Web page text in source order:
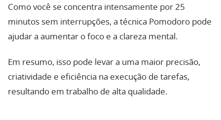
Como você se concentra intensamente por 25
minutos sem interrupções, a técnica Pomodoro pode
ajudar a aumentar o foco e a clareza mental.
Em resumo, isso pode levar a uma maior precisão,
criatividade e eficiência na execução de tarefas,
resultando em trabalho de alta qualidade.